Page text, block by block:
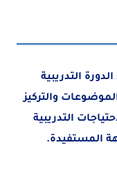
التدريبية
والتركيز
التدريبية
المستفيدة.